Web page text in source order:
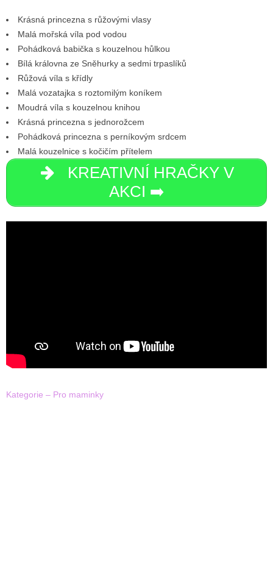
Krásná princezna s růžovými vlasy
Malá mořská víla pod vodou
Pohádková babička s kouzelnou hůlkou
Bílá královna ze Sněhurky a sedmi trpaslíků
Růžová víla s křídly
Malá vozatajka s roztomilým koníkem
Moudrá víla s kouzelnou knihou
Krásná princezna s jednorožcem
Pohádková princezna s perníkovým srdcem
Malá kouzelnice s kočičím přítelem
KREATIVNÍ HRAČKY V
AKCI ➡️
Kategorie – Pro maminky